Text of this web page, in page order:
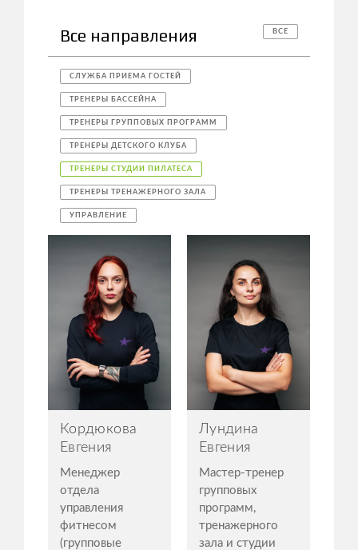
ВСЕ
Все направления
СЛУЖБА ПРИЕМА ГОСТЕЙ
ТРЕНЕРЫ БАССЕЙНА
ТРЕНЕРЫ ГРУППОВЫХ ПРОГРАММ
ТРЕНЕРЫ ДЕТСКОГО КЛУБА
ТРЕНЕРЫ СТУДИИ ПИЛАТЕСА
ТРЕНЕРЫ ТРЕНАЖЕРНОГО ЗАЛА
УПРАВЛЕНИЕ
Кордюкова
Евгения
Менеджер
отдела
управления
фитнесом
(групповые
Лундина
Евгения
Мастер-тренер
групповых
программ,
тренажерного
зала и студии